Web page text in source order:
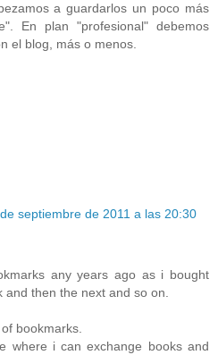
a guardarlos un poco más
En plan "profesional" debemos
el blog, más o menos.
septiembre de 2011 a las 20:30
any years ago as i bought
then the next and so on.
bookmarks.
where i can exchange books and